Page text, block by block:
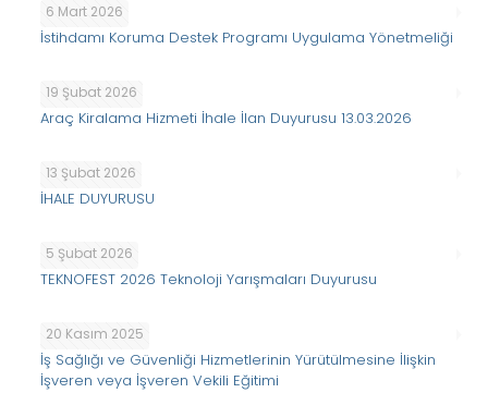
6 Mart 2026
İstihdamı Koruma Destek Programı Uygulama Yönetmeliği
19 Şubat 2026
Araç Kiralama Hizmeti İhale İlan Duyurusu 13.03.2026
13 Şubat 2026
İHALE DUYURUSU
5 Şubat 2026
TEKNOFEST 2026 Teknoloji Yarışmaları Duyurusu
20 Kasım 2025
İş Sağlığı ve Güvenliği Hizmetlerinin Yürütülmesine İlişkin
İşveren veya İşveren Vekili Eğitimi